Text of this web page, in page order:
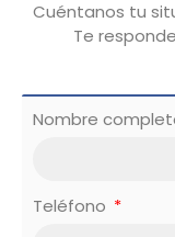
Cuéntanos tu
Te
Nombre
Teléfono